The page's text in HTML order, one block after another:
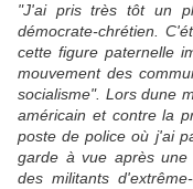
"J'ai pris très tôt un
démocrate-chrétien.
cette figure paternelle
mouvement des
socialisme". Lors dune
américain et contre la
poste de police où j'ai
garde à vue après une
des militants